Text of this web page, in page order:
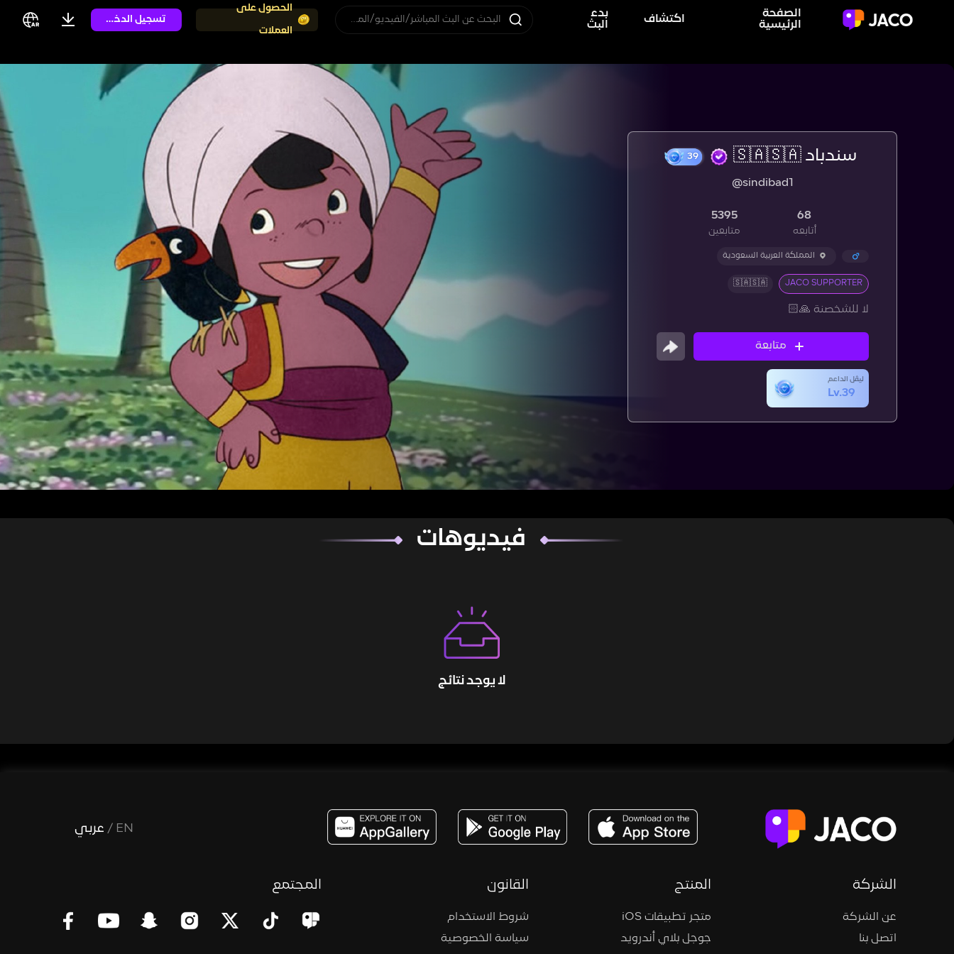
الصفحة
الرئيسية
اكتشاف
بدء
البث
البحث عن البث المباشر/الفيديو/المستخدم
الحصول على
العملات
تسجيل الدخول
سندباد 🇸🇦🇸🇦
@sindibad1
68
أتابعه
5395
متابعين
المملكة العربية السعودية
JACO SUPPORTER
🇸🇦🇸🇦
لا للشخصنة 🙏🏻
متابعة
ليڤل الداعم
Lv.39
فيديوهات
لا يوجد نتائج
EN
/ عربي
الشركة
عن الشركة
اتصل بنا
المنتج
متجر تطبيقات iOS
جوجل بلاي أندرويد
القانون
شروط الاستخدام
سياسة الخصوصية
المجتمع